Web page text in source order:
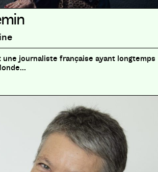
une journaliste française ayant longtemps